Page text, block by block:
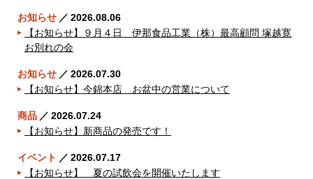
お知らせ ／ 2026.08.06
【お知らせ】９月４日 伊那食品工業（株）最高顧問 塚越寛
お別れの会
お知らせ ／ 2026.07.30
【お知らせ】今錦本店 お盆中の営業について
商品 ／ 2026.07.24
【お知らせ】新商品の発売です！
イベント ／ 2026.07.17
【お知らせ】 夏の試飲会を開催いたします